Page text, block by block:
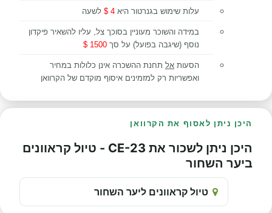
עלות שימוש בגנרטור היא 4 $ לשעה
במידה והשוכר מעוניין בסוכך צל, עליו להשאיר פיקדון
נוסף (שיגבה בפועל) על סך 1500 $
הסעות אל תחנת ההשכרה אינן כלולות במחיר
ואפשריות רק למזמינים איסוף מוקדם של הקרוואן
היכן ניתן לאסוף את הקרוואן
היכן ניתן לשכור את CE-23 - טיול קראוונים
ביער השחור
טיול קראוונים ליער השחור